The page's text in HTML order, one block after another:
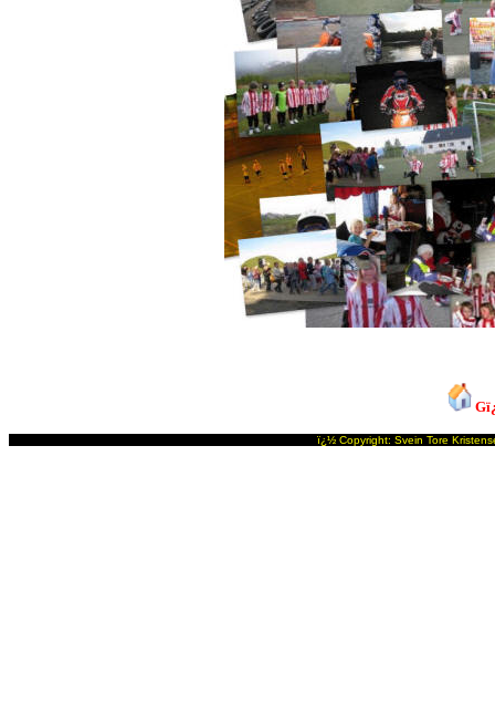
ï¿½ Copyright: Svein Tore